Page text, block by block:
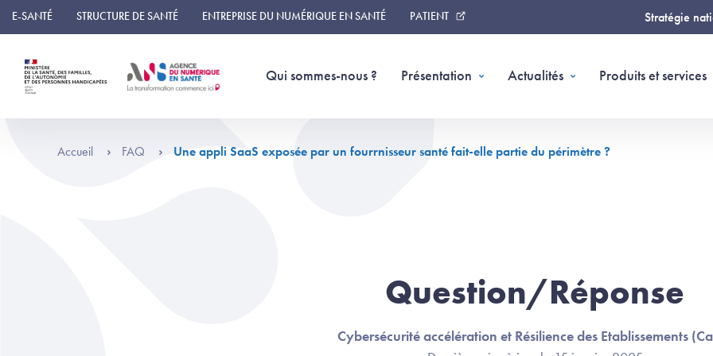
Panneau de gestion des cookies
E-SANTÉ STRUCTURE DE SANTÉ ENTREPRISE DU NUMÉRIQUE EN SANTÉ PATIENT Stratégie
Qui sommes-nous ? Présentation Actualités Produits et services
Accueil FAQ Une appli SaaS exposée par un fourrnisseur santé fait-elle partie du périmètre ?
Question/Réponse
Cybersécurité accélération et Résilience des Etablissements